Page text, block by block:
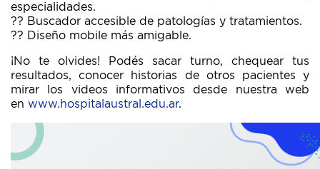
especialidades.
?? Buscador accesible de patologías y tratamientos.
?? Diseño mobile más amigable.
¡No te olvides! Podés sacar turno, chequear tus
resultados, conocer historias de otros pacientes y
mirar los videos informativos desde nuestra web
en www.hospitalaustral.edu.ar.